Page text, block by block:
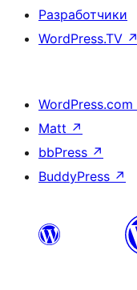
Разработчики
WordPress.TV ↗
WordPress.com
Matt ↗
bbPress ↗
BuddyPress ↗